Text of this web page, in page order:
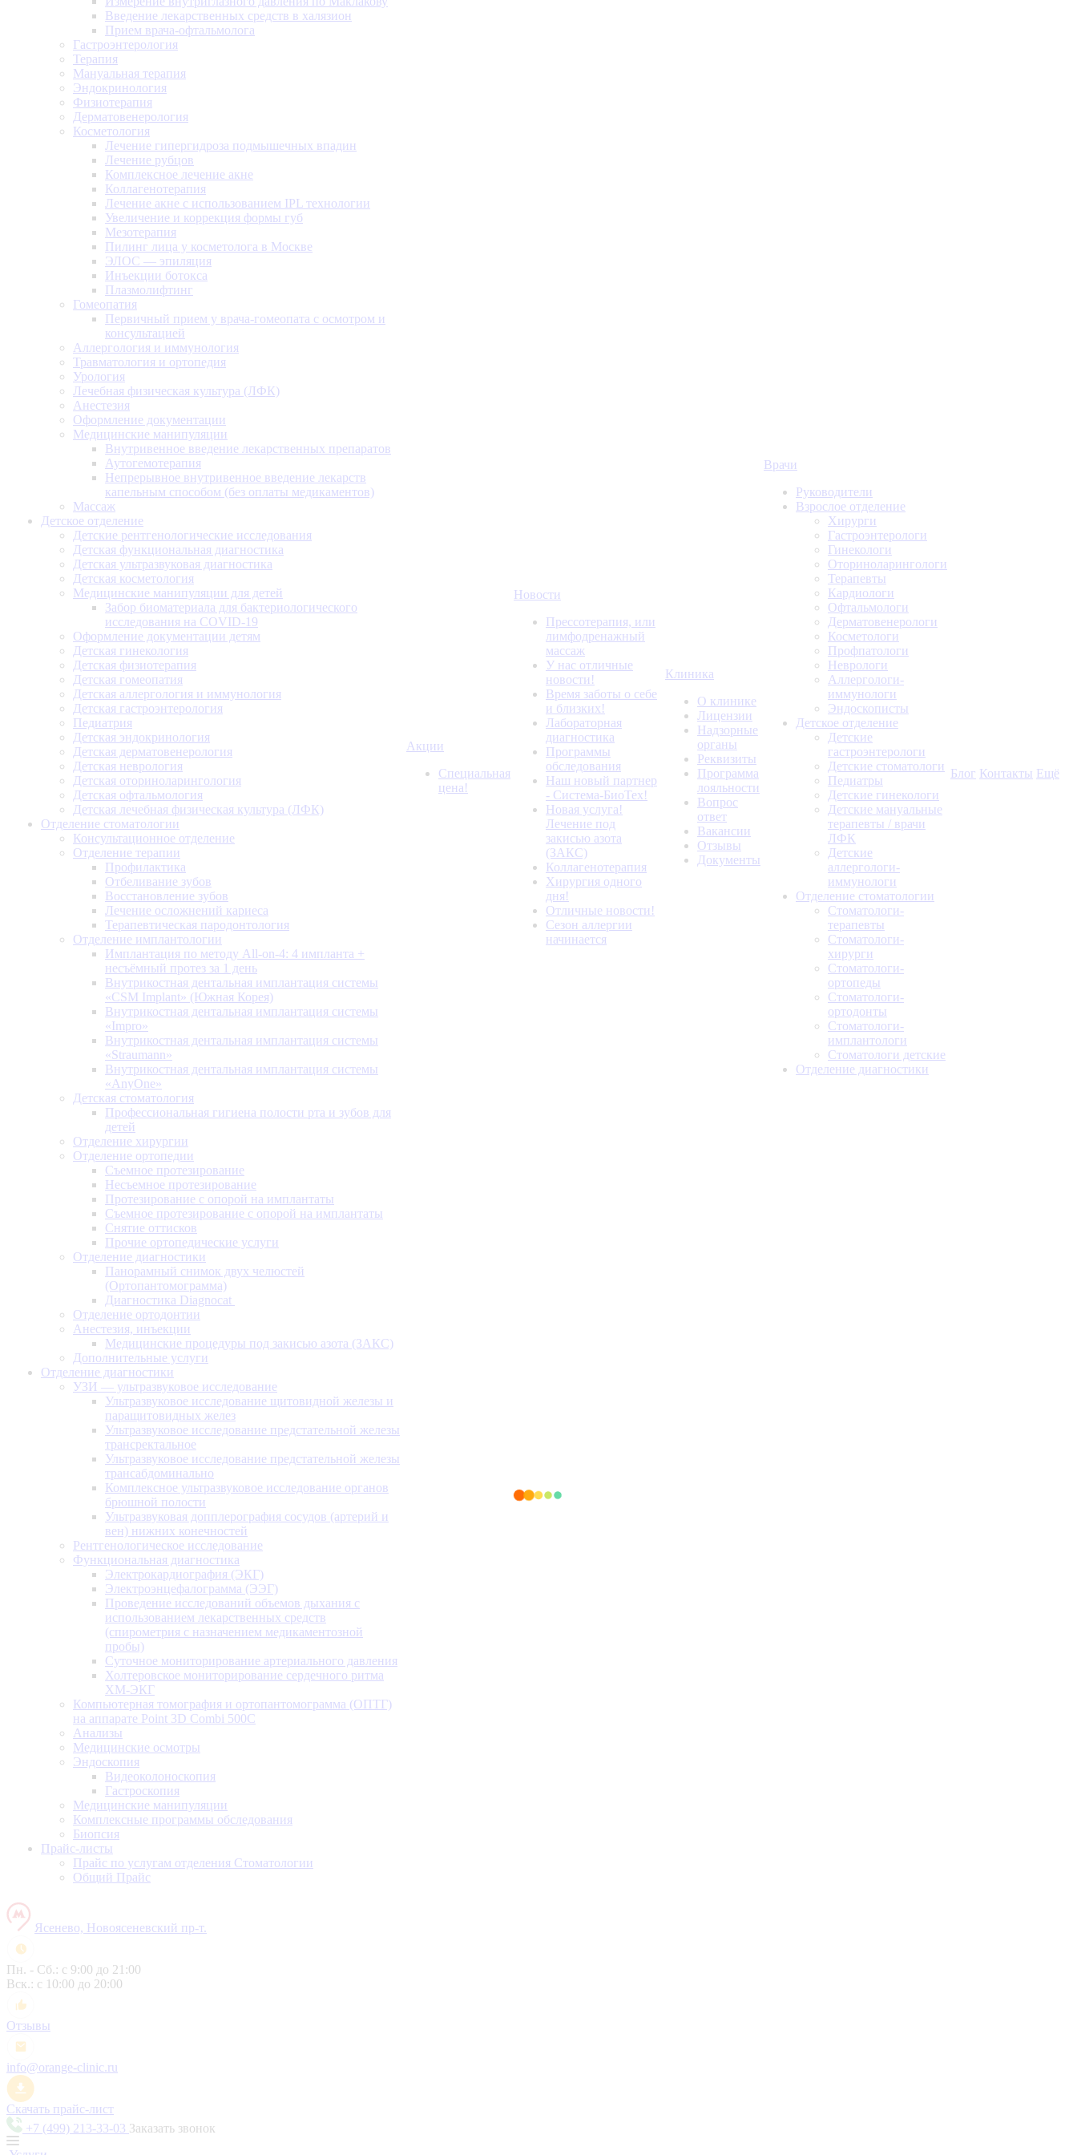
Введение лекарственных средств в халязион
Прием врача-офтальмолога
Гастроэнтерология
Терапия
Мануальная терапия
Эндокринология
Физиотерапия
Дерматовенерология
Косметология
Лечение гипергидроза подмышечных впадин
Лечение рубцов
Комплексное лечение акне
Коллагенотерапия
Лечение акне с использованием IPL технологии
Увеличение и коррекция формы губ
Мезотерапия
Пилинг лица у косметолога в Москве
ЭЛОС — эпиляция
Инъекции ботокса
Плазмолифтинг
Гомеопатия
Первичный прием у врача-гомеопата с осмотром и
консультацией
Аллергология и иммунология
Травматология и ортопедия
Урология
Лечебная физическая культура (ЛФК)
Анестезия
Оформление документации
Медицинские манипуляции
Внутривенное введение лекарственных препаратов
Аутогемотерапия
Непрерывное внутривенное введение лекарств
капельным способом (без оплаты медикаментов)
Массаж
Детское отделение
Детские рентгенологические исследования
Детская функциональная диагностика
Детская ультразвуковая диагностика
Детская косметология
Медицинские манипуляции для детей
Забор биоматериала для бактериологического
исследования на COVID-19
Оформление документации детям
Детская гинекология
Детская физиотерапия
Детская гомеопатия
Детская аллергология и иммунология
Детская гастроэнтерология
Педиатрия
Детская эндокринология
Детская дерматовенерология
Детская неврология
Детская оториноларингология
Детская офтальмология
Детская лечебная физическая культура (ЛФК)
Отделение стоматологии
Консультационное отделение
Отделение терапии
Профилактика
Отбеливание зубов
Восстановление зубов
Лечение осложнений кариеса
Терапевтическая пародонтология
Отделение имплантологии
Имплантация по методу All-on-4: 4 импланта +
несъёмный протез за 1 день
Внутрикостная дентальная имплантация системы
«CSM Implant» (Южная Корея)
Внутрикостная дентальная имплантация системы
«Impro»
Внутрикостная дентальная имплантация системы
«Straumann»
Внутрикостная дентальная имплантация системы
«AnyOne»
Детская стоматология
Профессиональная гигиена полости рта и зубов для
детей
Отделение хирургии
Отделение ортопедии
Съемное протезирование
Несъемное протезирование
Протезирование с опорой на имплантаты
Съемное протезирование с опорой на имплантаты
Снятие оттисков
Прочие ортопедические услуги
Отделение диагностики
Панорамный снимок двух челюстей
(Ортопантомограмма)
Диагностика Diagnocat
Отделение ортодонтии
Анестезия, инъекции
Медицинские процедуры под закисью азота (ЗАКС)
Дополнительные услуги
Отделение диагностики
УЗИ — ультразвуковое исследование
Ультразвуковое исследование щитовидной железы и
паращитовидных желез
Ультразвуковое исследование предстательной железы
трансректальное
Ультразвуковое исследование предстательной железы
трансабдоминально
Комплексное ультразвуковое исследование органов
брюшной полости
Ультразвуковая допплерография сосудов (артерий и
вен) нижних конечностей
Рентгенологическое исследование
Функциональная диагностика
Электрокардиография (ЭКГ)
Электроэнцефалограмма (ЭЭГ)
Проведение исследований объемов дыхания с
использованием лекарственных средств
(спирометрия с назначением медикаментозной
пробы)
Суточное мониторирование артериального давления
Холтеровское мониторирование сердечного ритма
ХМ-ЭКГ
Компьютерная томография и ортопантомограмма (ОПТГ)
на аппарате Point 3D Combi 500C
Анализы
Медицинские осмотры
Эндоскопия
Видеоколоноскопия
Гастроскопия
Медицинские манипуляции
Комплексные программы обследования
Биопсия
Прайс-листы
Прайс по услугам отделения Стоматологии
Общий Прайс
Акции
Специальная
цена!
Новости
Прессотерапия, или
лимфодренажный
массаж
У нас отличные
новости!
Время заботы о себе
и близких!
Лабораторная
диагностика
Программы
обследования
Наш новый партнер
- Система-БиоТех!
Новая услуга!
Лечение под
закисью азота
(ЗАКС)
Коллагенотерапия
Хирургия одного
дня!
Отличные новости!
Сезон аллергии
начинается
Клиника
О клинике
Лицензии
Надзорные
органы
Реквизиты
Программа
лояльности
Вопрос
ответ
Вакансии
Отзывы
Документы
Врачи
Руководители
Взрослое отделение
Хирурги
Гастроэнтерологи
Гинекологи
Оториноларингологи
Терапевты
Кардиологи
Офтальмологи
Дерматовенерологи
Косметологи
Профпатологи
Неврологи
Аллергологи-
иммунологи
Эндоскописты
Детское отделение
Детские
гастроэнтерологи
Детские стоматологи
Педиатры
Детские гинекологи
Детские мануальные
терапевты / врачи
ЛФК
Детские
аллергологи-
иммунологи
Отделение стоматологии
Стоматологи-
терапевты
Стоматологи-
хирурги
Стоматологи-
ортопеды
Стоматологи-
ортодонты
Стоматологи-
имплантологи
Стоматологи детские
Отделение диагностики
Блог Контакты Ещё
Ясенево, Новоясеневский пр-т.
Пн. - Сб.: с 9:00 до 21:00
Вск.: с 10:00 до 20:00
Отзывы
info@orange-clinic.ru
Скачать прайс-лист
+7 (499) 213-33-03 Заказать звонок